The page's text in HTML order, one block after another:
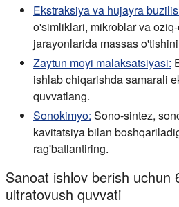
Ekstraksiya va hujayra
o'simliklari, mikroblar va
jarayonlarida massas
Zaytun moyi malaksatsiyasi:
ishlab chiqarishda samarali
quvvatlang.
Sonokimyo: Sono-sintez,
kavitatsiya bilan
rag'batlantiring.
Sanoat ishlov berish uchun
ultratovush quvvati